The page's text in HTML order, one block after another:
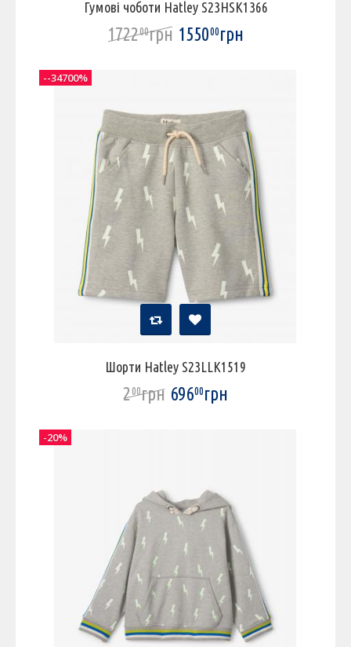
Гумові чоботи Hatley S23HSK1366
172200грн 155000грн
Шорти Hatley S23LLK1519
200грн 69600грн
--34700%
-20%